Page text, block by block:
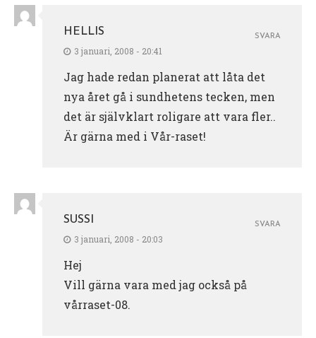
HELLIS
3 januari, 2008 - 20:41
Jag hade redan planerat att låta det
nya året gå i sundhetens tecken, men
det är självklart roligare att vara fler..
Är gärna med i Vår-raset!
SVARA
SUSSI
3 januari, 2008 - 20:03
Hej
Vill gärna vara med jag också på
vårraset-08.
SVARA